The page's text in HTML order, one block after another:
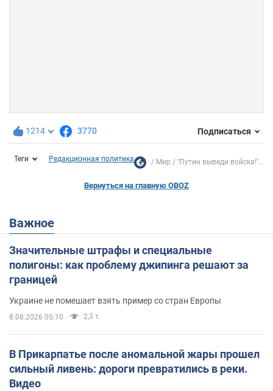
1214 3770 Подписаться
Теги Редакционная политика Мир ''Путин выведи войска!''...
Вернуться на главную OBOZ
Важное
Значительные штрафы и специальные
полигоны: как проблему джипинга решают за
границей
Украине не помешает взять пример со стран Европы
8.08.2026 05:10 2,3 т.
В Прикарпатье после аномальной жары прошел
сильный ливень: дороги превратились в реки.
Видео